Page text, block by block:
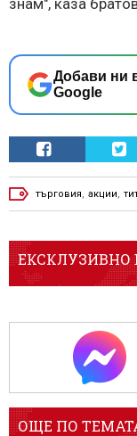
Добави ни
Google
търговия акции
ЕКСКЛУЗИВНО
ОЩЕ ПО